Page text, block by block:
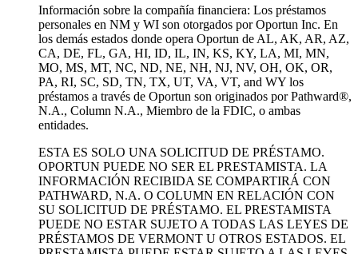
Información sobre la compañía financiera: Los préstamos
personales en NM y WI son otorgados por Oportun Inc. En
los demás estados donde opera Oportun de AL, AK, AR, AZ,
CA, DE, FL, GA, HI, ID, IL, IN, KS, KY, LA, MI, MN,
MO, MS, MT, NC, ND, NE, NH, NJ, NV, OH, OK, OR,
PA, RI, SC, SD, TN, TX, UT, VA, VT, and WY los
préstamos a través de Oportun son originados por Pathward®,
N.A., Column N.A., Miembro de la FDIC, o ambas
entidades.
ESTA ES SOLO UNA SOLICITUD DE PRÉSTAMO.
OPORTUN PUEDE NO SER EL PRESTAMISTA. LA
INFORMACIÓN RECIBIDA SE COMPARTIRÁ CON
PATHWARD, N.A. O COLUMN EN RELACIÓN CON
SU SOLICITUD DE PRÉSTAMO. EL PRESTAMISTA
PUEDE NO ESTAR SUJETO A TODAS LAS LEYES DE
PRÉSTAMOS DE VERMONT U OTROS ESTADOS. EL